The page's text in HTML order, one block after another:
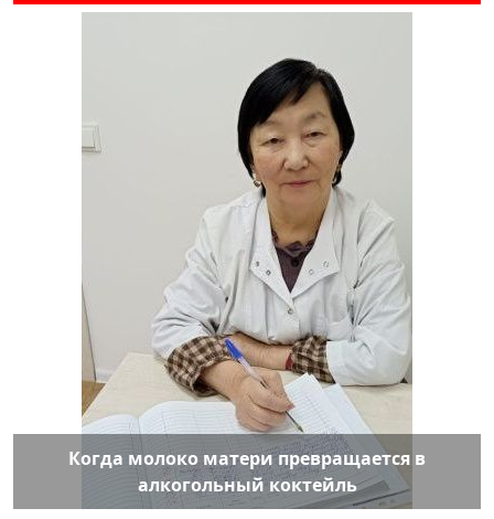
Когда молоко матери превращается в
алкогольный коктейль